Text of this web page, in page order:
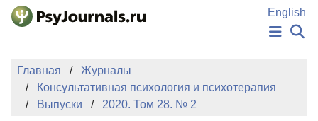
Перейти к основному содержанию
English
НОВОСТИ
АВТОРЫ
Главная
Журналы
Консультативная психология и психотерапия
Выпуски
2020. Том 28. № 2